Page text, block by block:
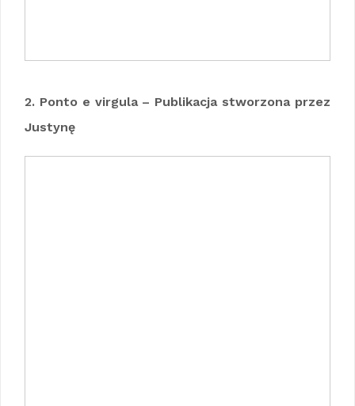
2. Ponto e virgula – Publikacja stworzona przez
Justynę